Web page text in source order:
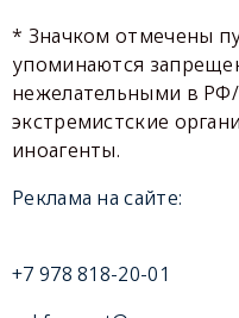
* Значком отмечены
упоминаются
нежелательными в
экстремистские
иноагенты.
Реклама на сайте:
+7 978 818-20-01